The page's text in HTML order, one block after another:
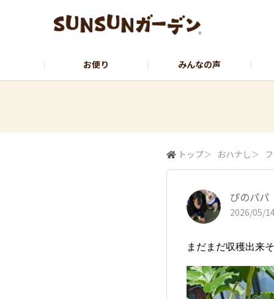
お便り みんなの声
トップ＞ おハナし ＞
ぴのパパ
2026/05/
まだまだ収穫出来